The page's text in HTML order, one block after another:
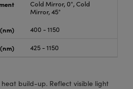
Cold Mirror, 0°, Cold
Mirror, 45°
400 - 1150
425 - 1150
build-up. Reflect visible light